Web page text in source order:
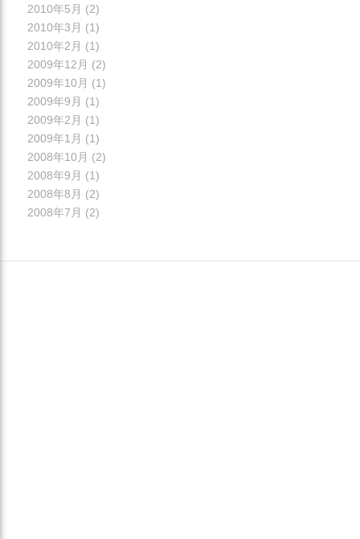
2010年5月 (2)
2010年3月 (1)
2010年2月 (1)
2009年12月 (2)
2009年10月 (1)
2009年9月 (1)
2009年2月 (1)
2009年1月 (1)
2008年10月 (2)
2008年9月 (1)
2008年8月 (2)
2008年7月 (2)